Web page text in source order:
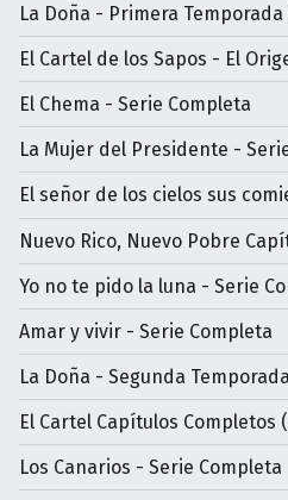
La Doña - Primera
El Cartel de los Sapos - El
El Chema - Serie Completa
La Mujer del Presidente -
El señor de los cielos sus
Nuevo Rico, Nuevo Pobre
Yo no te pido la luna - Serie
Amar y vivir - Serie Completa
La Doña - Segunda
El Cartel Capítulos Completos
Los Canarios - Serie Completa